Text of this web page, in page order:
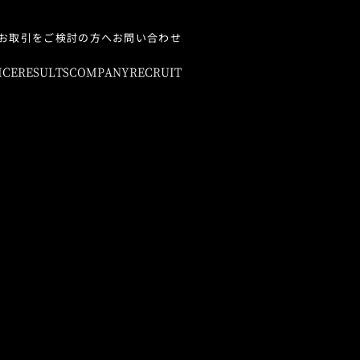
取引をご検討の方へお問い合わせ
RESULTSCOMPANYRECRUIT